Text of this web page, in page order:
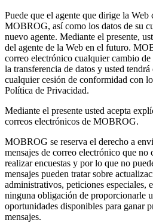
Puede que el agente que dirige la
MOBROG, así como los datos de su
nuevo agente. Mediante el presente,
del agente de la Web en el futuro.
correo electrónico cualquier cambio
la transferencia de datos y usted tendrá
cualquier cesión de conformidad con
Política de Privacidad.
Mediante el presente usted acepta
correos electrónicos de MOBROG.
MOBROG se reserva el derecho a
mensajes de correo electrónico que no
realizar encuestas y por lo que no
mensajes pueden tratar sobre
administrativos, peticiones
ninguna obligación de proporcionarle
oportunidades disponibles para ganar
mensajes.